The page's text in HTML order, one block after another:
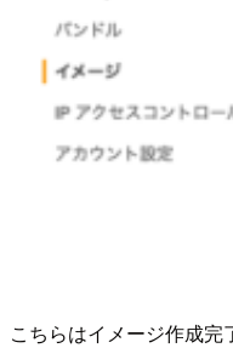
こちらはイメージ作成完